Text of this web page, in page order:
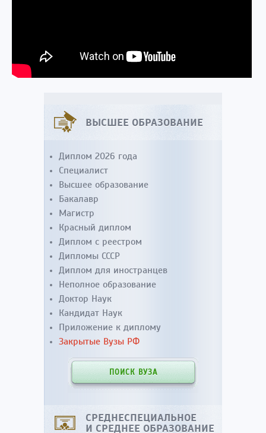
ВЫСШЕЕ ОБРАЗОВАНИЕ
Диплом 2026 года
Специалист
Высшее образование
Бакалавр
Магистр
Красный диплом
Диплом с реестром
Дипломы СССР
Диплом для иностранцев
Неполное образование
Доктор Наук
Кандидат Наук
Приложение к диплому
Закрытые Вузы РФ
ПОИСК ВУЗА
СРЕДНЕСПЕЦИАЛЬНОЕ
И СРЕДНЕЕ ОБРАЗОВАНИЕ